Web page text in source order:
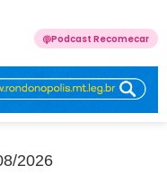
Podcast Recomecar
2026